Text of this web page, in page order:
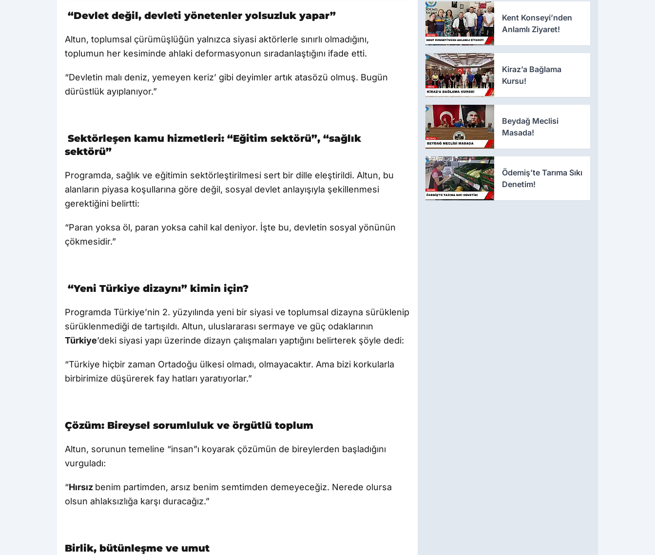
“Devlet değil, devleti yönetenler yolsuzluk yapar”
Altun, toplumsal çürümüşlüğün yalnızca siyasi aktörlerle sınırlı olmadığını,
toplumun her kesiminde ahlaki deformasyonun sıradanlaştığını ifade etti.
“Devletin malı deniz, yemeyen keriz’ gibi deyimler artık atasözü olmuş. Bugün
dürüstlük ayıplanıyor.”
Sektörleşen kamu hizmetleri: “Eğitim sektörü”, “sağlık
sektörü”
Programda, sağlık ve eğitimin sektörleştirilmesi sert bir dille eleştirildi. Altun, bu
alanların piyasa koşullarına göre değil, sosyal devlet anlayışıyla şekillenmesi
gerektiğini belirtti:
“Paran yoksa öl, paran yoksa cahil kal deniyor. İşte bu, devletin sosyal yönünün
çökmesidir.”
“Yeni Türkiye dizaynı” kimin için?
Programda Türkiye’nin 2. yüzyılında yeni bir siyasi ve toplumsal dizayna sürüklenip
sürüklenmediği de tartışıldı. Altun, uluslararası sermaye ve güç odaklarının
Türkiye’deki siyasi yapı üzerinde dizayn çalışmaları yaptığını belirterek şöyle dedi:
“Türkiye hiçbir zaman Ortadoğu ülkesi olmadı, olmayacaktır. Ama bizi korkularla
birbirimize düşürerek fay hatları yaratıyorlar.”
Çözüm: Bireysel sorumluluk ve örgütlü toplum
Altun, sorunun temeline “insan”ı koyarak çözümün de bireylerden başladığını
vurguladı:
“Hırsız benim partimden, arsız benim semtimden demeyeceğiz. Nerede olursa
olsun ahlaksızlığa karşı duracağız.”
Birlik, bütünleşme ve umut
Kent Konseyi’nden
Anlamlı Ziyaret!
Kiraz’a Bağlama
Kursu!
Beydağ Meclisi
Masada!
Ödemiş’te Tarıma Sıkı
Denetim!